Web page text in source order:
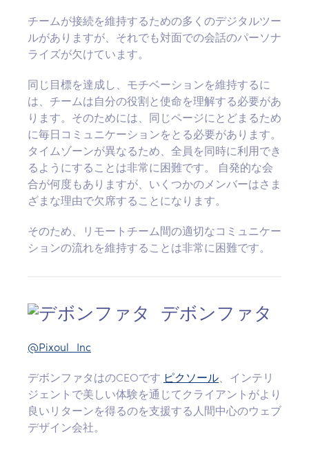
チームが接続を維持するための多くのデジタルツー
ルがありますが、それでも対面での会話のパーソナ
ライズが欠けています。
同じ目標を達成し、モチベーションを維持するに
は、チームは自分の役割と使命を理解する必要があ
ります。そのためには、同じページにとどまるため
に毎日コミュニケーションをとる必要があります。
タイムゾーンが異なるため、全員を同時に利用でき
るようにすることは非常に困難です。 自発的な会
合が何度もありますが、いくつかのメンバーはさま
ざまな理由で欠席することになります。
そのため、リモートチーム間の適切なコミュニケー
ションの流れを維持することは非常に困難です。
デボンファタ
@Pixoul_Inc
デボンファタはのCEOです ピクソール、インテリ
ジェントで美しい体験を通じてクライアントがより
良いリターンを得るのを支援する人間中心のウェブ
デザイン会社。